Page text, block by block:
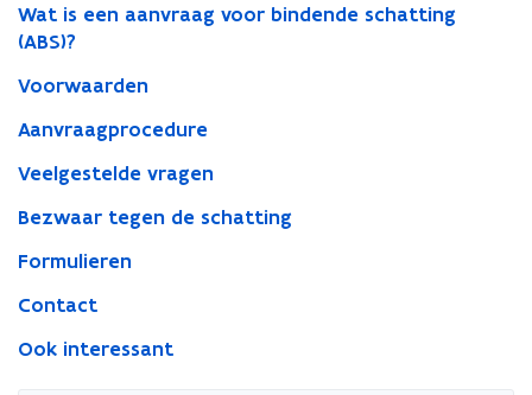
Wat is een aanvraag voor bindende schatting
(ABS)?
Voorwaarden
Aanvraagprocedure
Veelgestelde vragen
Bezwaar tegen de schatting
Formulieren
Contact
Ook interessant